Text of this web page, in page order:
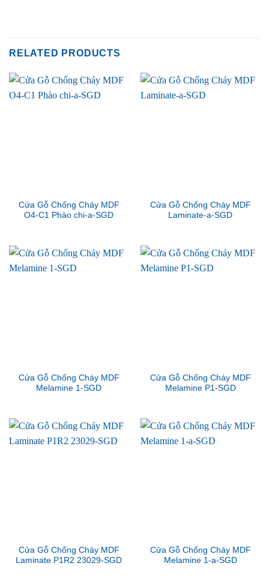
RELATED PRODUCTS
Cửa Gỗ Chống Cháy MDF
O4-C1 Phào chi-a-SGD
Cửa Gỗ Chống Cháy MDF
Laminate-a-SGD
Cửa Gỗ Chống Cháy MDF
Melamine 1-SGD
Cửa Gỗ Chống Cháy MDF
Melamine P1-SGD
Cửa Gỗ Chống Cháy MDF
Laminate P1R2 23029-SGD
Cửa Gỗ Chống Cháy MDF
Melamine 1-a-SGD